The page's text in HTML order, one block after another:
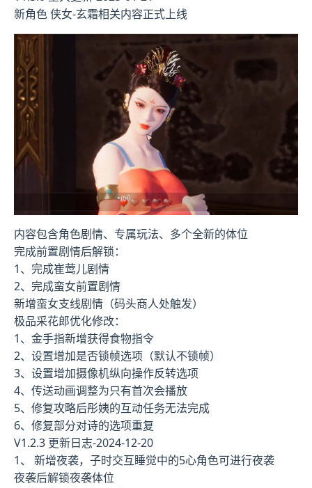
新角色 侠女-玄霜相关内容正式上线
内容包含角色剧情、专属玩法、多个全新的体位
完成前置剧情后解锁：
1、完成崔莺儿剧情
2、完成蛮女前置剧情
新增蛮女支线剧情（码头商人处触发）
极品采花郎优化修改：
1、金手指新增获得食物指令
2、设置增加是否锁帧选项（默认不锁帧）
3、设置增加摄像机纵向操作反转选项
4、传送动画调整为只有首次会播放
5、修复攻略后彤姨的互动任务无法完成
6、修复部分对诗的选项重复
V1.2.3 更新日志-2024-12-20
1、 新增夜袭，子时交互睡觉中的5心角色可进行夜袭
夜袭后解锁夜袭体位